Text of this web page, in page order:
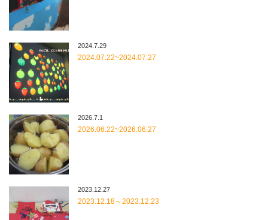
2024.7.29
2024.07.22~2024.07.27
2026.7.1
2026.06.22~2026.06.27
2023.12.27
2023.12.18～2023.12.23